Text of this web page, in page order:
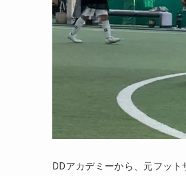
DDアカデミーから、元フッ